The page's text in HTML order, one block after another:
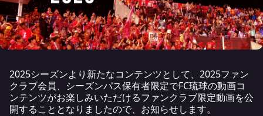
2025シーズンより新たなコンテンツとして、2025ファン
クラブ会員、シーズンパス保有者限定でFC琉球の動画コ
ンテンツがお楽しみいただけるファンクラブ限定動画を公
開することとなりましたので、お知らせします。